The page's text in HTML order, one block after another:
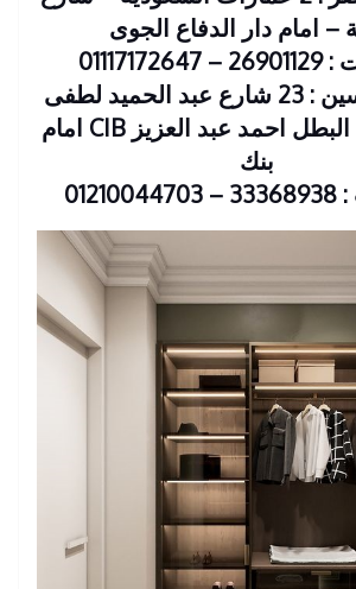
– امام دار الدفاع الجوى
فرع المهندسين : 23 شارع عبد الحميد لطفى
– متفرع من البطل احمد عبد العزيز CIB امام
بنك